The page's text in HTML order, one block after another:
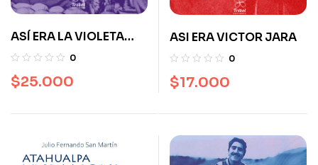
ASÍ ERA LA VIOLETA
PARRA
0
$25.000
ASI ERA VICTOR JARA
0
$17.000